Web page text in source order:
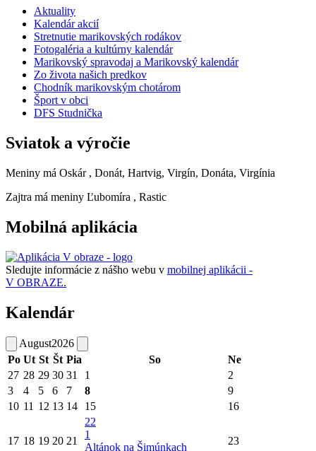
Aktuality
Kalendár akcií
Stretnutie marikovských rodákov
Fotogaléria a kultúrny kalendár
Marikovský spravodaj a Marikovský kalendár
Zo života našich predkov
Chodník marikovským chotárom
Šport v obci
DFS Studnička
Sviatok a výročie
Meniny má Oskár , Donát, Hartvig, Virgín, Donáta, Virgínia
Zajtra má meniny Ľubomíra , Rastic
Mobilná aplikácia
Sledujte informácie z nášho webu v mobilnej aplikácii -
V OBRAZE.
Kalendár
August2026
Po Ut St Št Pia So
Ne
27 28 29 30 31 1
2
3
4 5 6 7 8
9
10 11 12 13 14 15 16
17 18 19 20 21
22
1
Altánok na Šimúnkach
23